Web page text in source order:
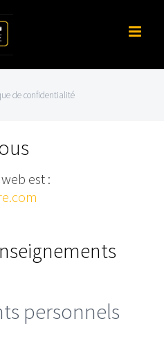
de confidentialité
est :
personnels